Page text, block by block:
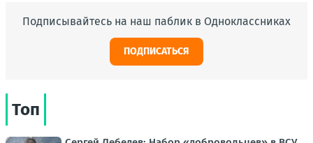
Подписывайтесь на наш паблик в Одноклассниках
ПОДПИСАТЬСЯ
Топ